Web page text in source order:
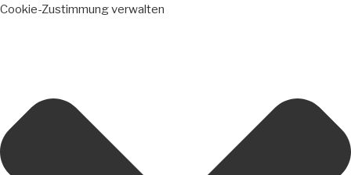
Cookie-Zustimmung verwalten